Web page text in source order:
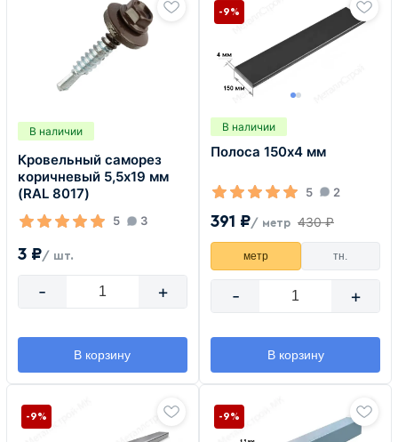
В наличии
Кровельный саморез
коричневый 5,5х19 мм
(RAL 8017)
5 3
3 ₽/ шт.
- +
В корзину
В наличии
Полоса 150х4 мм
5 2
391 ₽/ метр 430 ₽
-9%
метр тн.
- +
В корзину
-9% -9%